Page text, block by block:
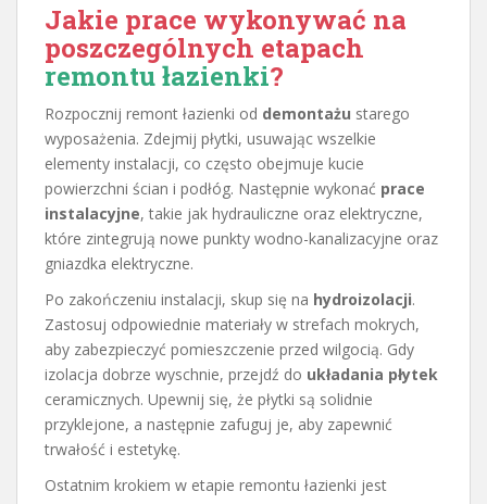
Jakie prace wykonywać na
poszczególnych etapach
remontu łazienki?
Rozpocznij remont łazienki od demontażu starego
wyposażenia. Zdejmij płytki, usuwając wszelkie
elementy instalacji, co często obejmuje kucie
powierzchni ścian i podłóg. Następnie wykonać prace
instalacyjne, takie jak hydrauliczne oraz elektryczne,
które zintegrują nowe punkty wodno-kanalizacyjne oraz
gniazdka elektryczne.
Po zakończeniu instalacji, skup się na hydroizolacji.
Zastosuj odpowiednie materiały w strefach mokrych,
aby zabezpieczyć pomieszczenie przed wilgocią. Gdy
izolacja dobrze wyschnie, przejdź do układania płytek
ceramicznych. Upewnij się, że płytki są solidnie
przyklejone, a następnie zafuguj je, aby zapewnić
trwałość i estetykę.
Ostatnim krokiem w etapie remontu łazienki jest